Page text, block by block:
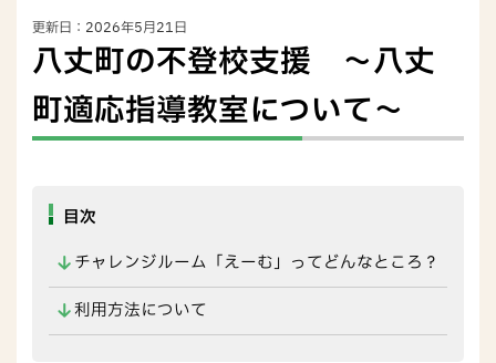
更新日：2026年5月21日
八丈町の不登校支援 ～八丈
町適応指導教室について～
目次
チャレンジルーム「えーむ」ってどんなところ？
利用方法について